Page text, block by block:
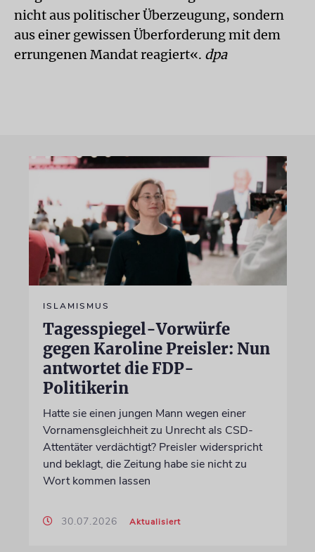
nicht aus politischer Überzeugung, sondern
aus einer gewissen Überforderung mit dem
errungenen Mandat reagiert«. dpa
ISLAMISMUS
Tagesspiegel-Vorwürfe
gegen Karoline Preisler: Nun
antwortet die FDP-
Politikerin
Hatte sie einen jungen Mann wegen einer
Vornamensgleichheit zu Unrecht als CSD-
Attentäter verdächtigt? Preisler widerspricht
und beklagt, die Zeitung habe sie nicht zu
Wort kommen lassen
30.07.2026 Aktualisiert